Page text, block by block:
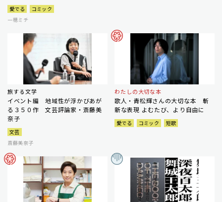
愛でる
コミック
一穂ミチ
旅する文学
イベント編 地域性が浮かびあが
る３５０作 文芸評論家・斎藤美
奈子
文芸
斎藤美奈子
わたしの大切な本
歌人・青松輝さんの大切な本 斬
新な表現 よむたび、より自由に
愛でる コミック 短歌